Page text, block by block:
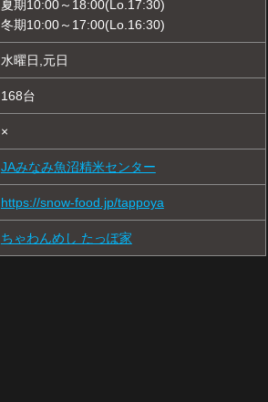
夏期10:00～18:00(Lo.17:30)
冬期10:00～17:00(Lo.16:30)
水曜日,元日
168台
×
JAみなみ魚沼精米センター
https://snow-food.jp/tappoya
ちゃわんめし たっぽ家